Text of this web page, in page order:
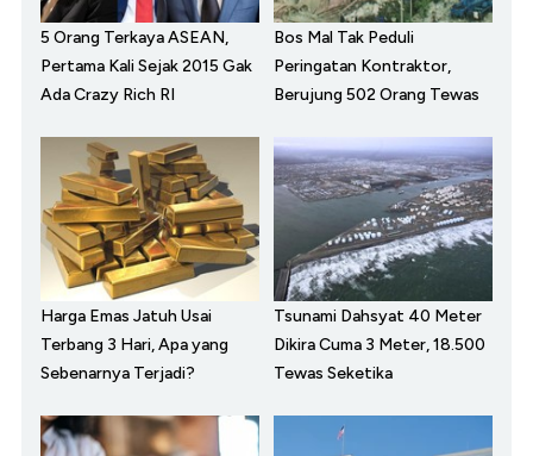
5 Orang Terkaya ASEAN,
Pertama Kali Sejak 2015 Gak
Ada Crazy Rich RI
Bos Mal Tak Peduli
Peringatan Kontraktor,
Berujung 502 Orang Tewas
Harga Emas Jatuh Usai
Terbang 3 Hari, Apa yang
Sebenarnya Terjadi?
Tsunami Dahsyat 40 Meter
Dikira Cuma 3 Meter, 18.500
Tewas Seketika